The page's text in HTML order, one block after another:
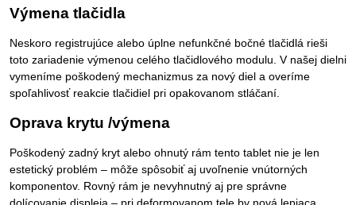
Výmena tlačidla
Neskoro registrujúce alebo úplne nefunkčné bočné tlačidlá rieši
toto zariadenie výmenou celého tlačidlového modulu. V našej dielni
vymeníme poškodený mechanizmus za nový diel a overíme
spoľahlivosť reakcie tlačidiel pri opakovanom stláčaní.
Oprava krytu /výmena
Poškodený zadný kryt alebo ohnutý rám tento tablet nie je len
estetický problém – môže spôsobiť aj uvoľnenie vnútorných
komponentov. Rovný rám je nevyhnutný aj pre správne